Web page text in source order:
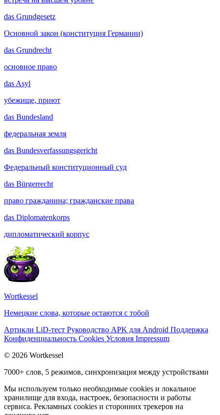
das Grundgesetz
Основной закон (конституция Германии)
das Grundrecht
основное право
das Asyl
убежище, приют
das Bundesland
федеральная земля
das Bundesverfassungsgericht
Федеральный конституционный суд
das Bürgerrecht
право гражданина; гражданские права
das Diplomatenkorps
дипломатический корпус
Wortkessel
Немецкие слова, которые остаются с тобой
Артикли LiD-тест Руководство APK для Android Поддержка
Конфиденциальность Cookies Условия Impressum
© 2026 Wortkessel
7000+ слов, 5 режимов, синхронизация между устройствами
Мы используем только необходимые cookies и локальное
хранилище для входа, настроек, безопасности и работы
сервиса. Рекламных cookies и сторонних трекеров на